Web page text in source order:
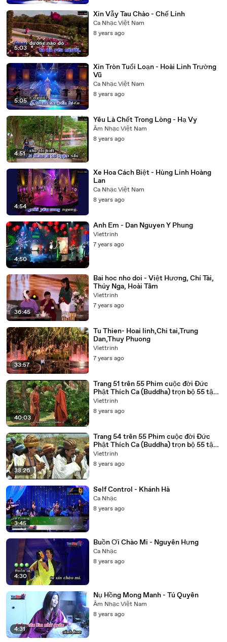
5:03
Xin Vẫy Tau Chào - Chế Linh
Ca Nhạc Việt Nam
8 years ago
5:05
Xin Tròn Tuổi Loạn - Hoài Linh Trường
Vũ
Ca Nhạc Việt Nam
8 years ago
4:51
Yêu Là Chết Trong Lòng - Hạ Vy
Âm Nhạc Việt Nam
8 years ago
4:54
Xe Hoa Cách Biệt - Hùng Linh Hoàng
Lan
Ca Nhạc Việt Nam
8 years ago
4:50
Anh Em - Dan Nguyen Y Phung
Viettrinh
7 years ago
36:45
Bai hoc nho doi - Việt Hương, Chí Tài,
Thúy Nga, Hoài Tâm
Viettrinh
7 years ago
33:57
Tu Thien- Hoai linh,Chi tai,Trung
Dan,Thuy Phuong
Viettrinh
7 years ago
40:03
Trang 51 trên 55 Phim cuộc đời Đức
Phật Thích Ca (Buddha) trọn bộ 55 tập
lồng tiếng
Viettrinh
8 years ago
38:26
Trang 54 trên 55 Phim cuộc đời Đức
Phật Thích Ca (Buddha) trọn bộ 55 tập
lồng tiếng
Viettrinh
8 years ago
3:45
Self Control - Khánh Hà
Ca Nhạc
8 years ago
4:30
Buồn Ơi Chào Mi - Nguyên Hưng
Ca Nhạc
8 years ago
4:31
Nụ Hồng Mong Manh - Tú Quyên
Âm Nhạc Việt Nam
8 years ago